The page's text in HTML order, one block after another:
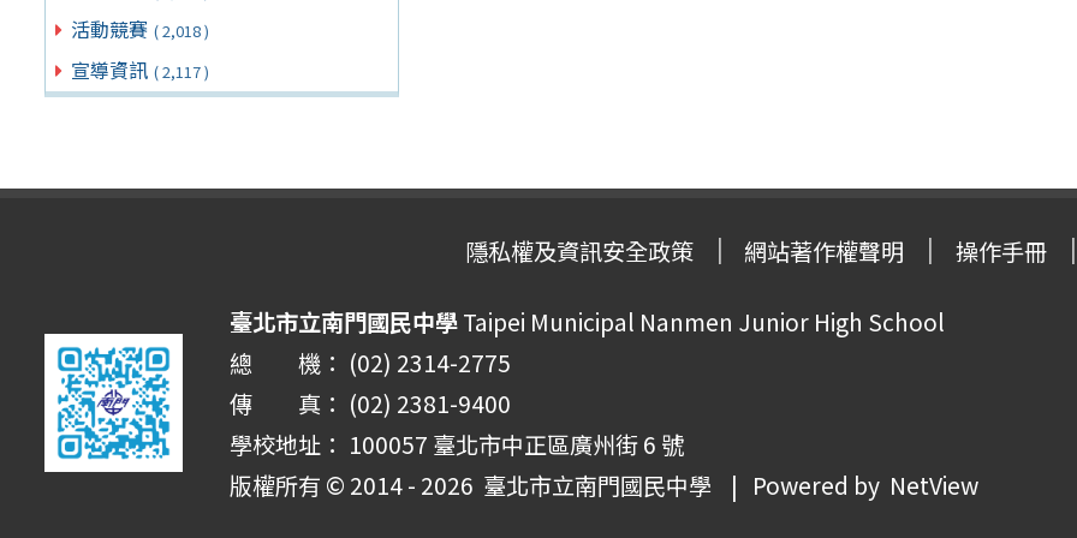
活動競賽 ( 2,018 )
宣導資訊 ( 2,117 )
隱私權及資訊安全政策 網站著作權聲明 操作手冊
臺北市立南門國民中學Taipei Municipal Nanmen Junior High School
總 機： (02) 2314-2775
傳 真： (02) 2381-9400
學校地址： 100057 臺北市中正區廣州街 6 號
版權所有 © 2014 - 2026 臺北市立南門國民中學 | Powered by NetView